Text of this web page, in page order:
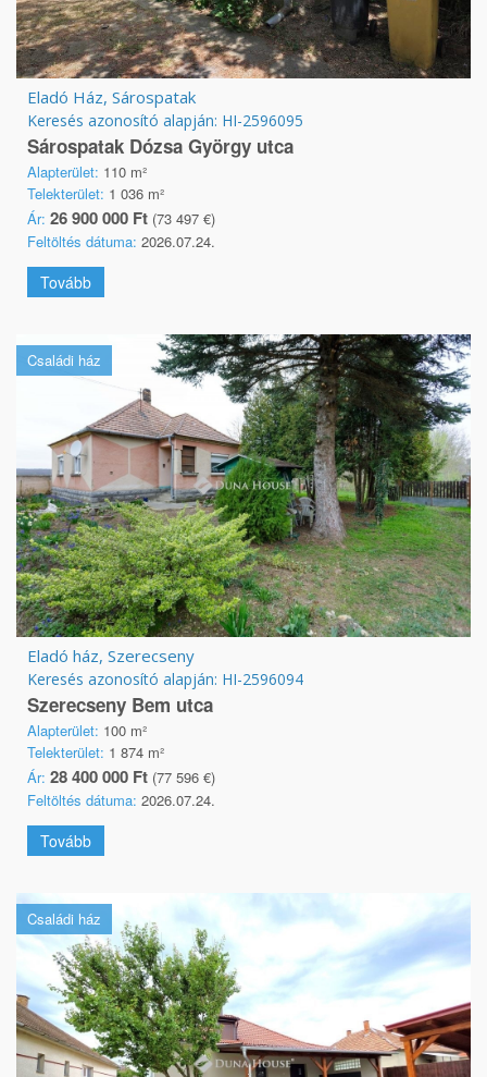
Eladó Ház, Sárospatak
Keresés azonosító alapján: HI-2596095
Sárospatak Dózsa György utca
Alapterület: 110 m²
Telekterület: 1 036 m²
Ár: 26 900 000 Ft (73 497 €)
Feltöltés dátuma: 2026.07.24.
Tovább
Családi ház
Eladó ház, Szerecseny
Keresés azonosító alapján: HI-2596094
Szerecseny Bem utca
Alapterület: 100 m²
Telekterület: 1 874 m²
Ár: 28 400 000 Ft (77 596 €)
Feltöltés dátuma: 2026.07.24.
Tovább
Családi ház